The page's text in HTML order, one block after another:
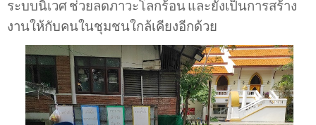
ระบบนิเวศช่วยลดภาวะโลกร้อนและยังเป็นการสร้าง
งานให้กับคนในชุมชนใกล้เคียงอีกด้วย